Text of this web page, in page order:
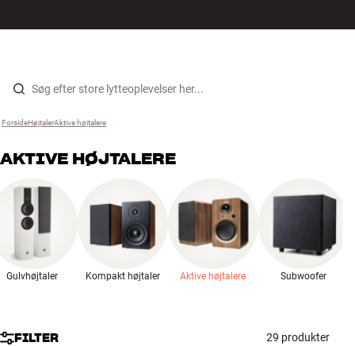
Gå til indhold
Højtaler
Kabler
Forside ›
Højtaler ›
Aktive højtalere
AKTIVE HØJTALERE
Gulvhøjtaler Kompakt højtaler Aktive højtalere Subwoofer
FILTER 29 produkter